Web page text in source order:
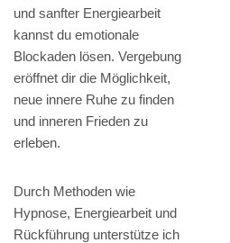
und sanfter Energiearbeit
kannst du emotionale
Blockaden lösen. Vergebung
eröffnet dir die Möglichkeit,
neue innere Ruhe zu finden
und inneren Frieden zu
erleben.
Durch Methoden wie
Hypnose, Energiearbeit und
Rückführung unterstütze ich